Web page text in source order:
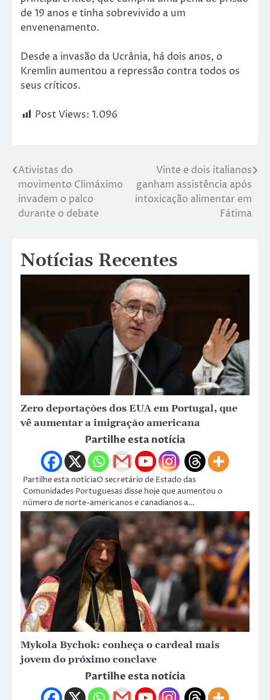
de 19 anos e tinha sobrevivido a um
envenenamento.
Desde a invasão da Ucrânia, há dois anos, o
Kremlin aumentou a repressão contra todos os
seus críticos.
Post Views: 1.096
Ativistas do
movimento Climáximo
invadem o palco
durante o debate
Vinte e dois italianos
ganham assistência após
intoxicação alimentar em
Fátima
Notícias Recentes
Zero deportações dos EUA em Portugal, que
vê aumentar a imigração americana
Partilhe esta notícia
Partilhe esta notíciaO secretário de Estado das
Comunidades Portuguesas disse hoje que aumentou o
número de norte-americanos e canadianos a…
Mykola Bychok: conheça o cardeal mais
jovem do próximo conclave
Partilhe esta notícia